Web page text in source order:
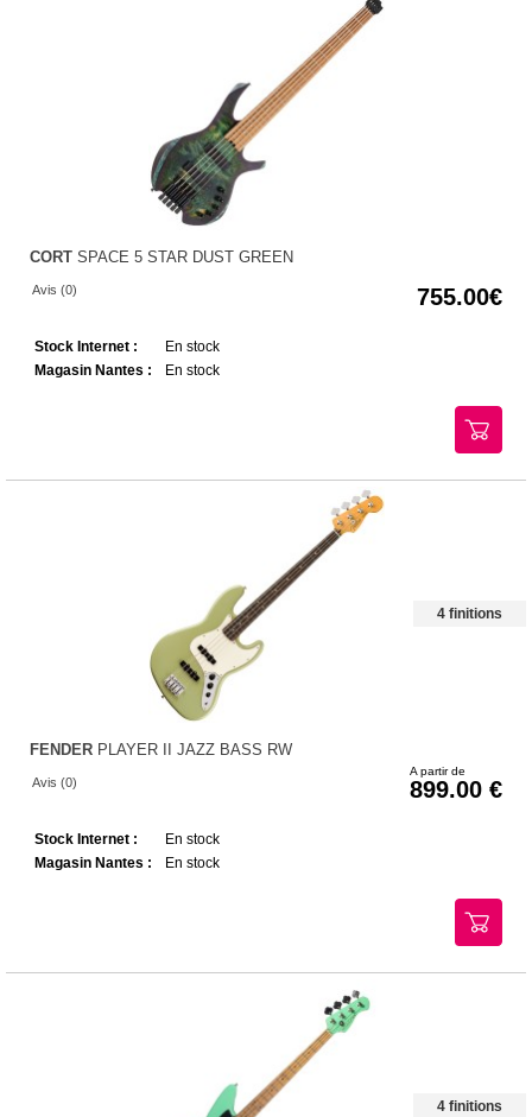
CORT SPACE 5 STAR DUST GREEN
Avis (0) 755.00
Stock Internet :
En stock
Magasin Nantes :
En stock
4 finitions
FENDER PLAYER II JAZZ BASS RW
Avis (0)
A partir de
899.00
Stock Internet :
En stock
Magasin Nantes :
En stock
4 finitions